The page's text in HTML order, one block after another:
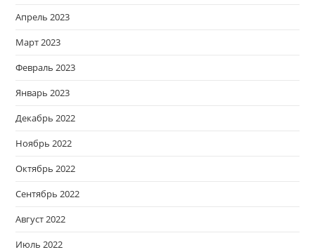
Апрель 2023
Март 2023
Февраль 2023
Январь 2023
Декабрь 2022
Ноябрь 2022
Октябрь 2022
Сентябрь 2022
Август 2022
Июль 2022